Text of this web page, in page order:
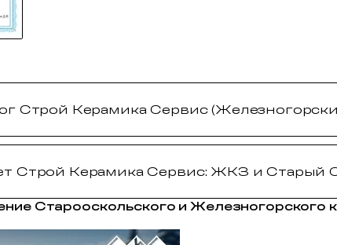
Строй Керамика Сервис
Строй Керамика Сервис: ЖКЗ и Старый
Старооскольского и Железногорского